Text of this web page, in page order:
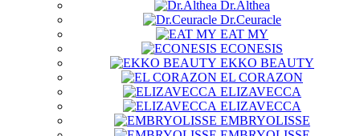
Dr.Althea
Dr.Ceuracle
EAT MY
ECONESIS
EKKO BEAUTY
EL CORAZON
ELIZAVECCA
ELIZAVECCA
EMBRYOLISSE